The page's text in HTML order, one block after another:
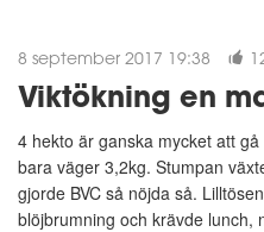
8 september 2017 19:38
Viktökning en
4 hekto är ganska mycket att
bara väger 3,2kg. Stumpan
gjorde BVC så nöjda så.
blöjbrumning och krävde lunch,